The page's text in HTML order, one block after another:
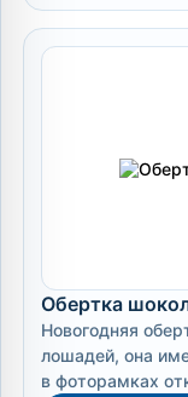
Обертка
Новогодняя
лошадей, она
в фоторамках